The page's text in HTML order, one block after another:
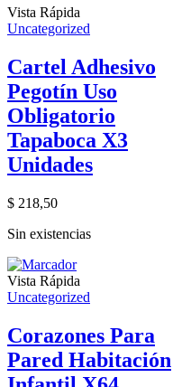
Vista Rápida
Uncategorized
Cartel Adhesivo
Pegotín Uso
Obligatorio
Tapaboca X3
Unidades
$ 218,50
Sin existencias
Vista Rápida
Uncategorized
Corazones Para
Pared Habitación